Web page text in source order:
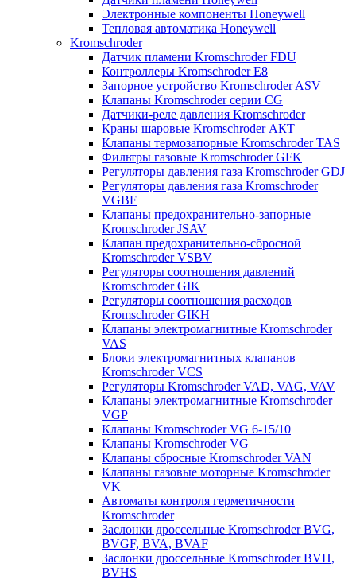
Электронные компоненты Honeywell
Тепловая автоматика Honeywell
Kromschroder
Датчик пламени Kromschroder FDU
Контроллеры Kromschroder E8
Запорное устройство Kromschroder ASV
Клапаны Kromschroder серии CG
Датчики-реле давления Kromschroder
Краны шаровые Kromschroder АКТ
Клапаны термозапорные Kromschroder TAS
Фильтры газовые Kromschroder GFK
Регуляторы давления газа Kromschroder GDJ
Регуляторы давления газа Kromschroder
VGBF
Клапаны предохранительно-запорные
Kromschroder JSAV
Клапан предохранительно-сбросной
Kromschroder VSBV
Регуляторы соотношения давлений
Kromschroder GIK
Регуляторы соотношения расходов
Kromschroder GIKH
Клапаны электромагнитные Kromschroder
VAS
Блоки электромагнитных клапанов
Kromschroder VCS
Регуляторы Kromschroder VAD, VAG, VAV
Клапаны электромагнитные Kromschroder
VGP
Клапаны Kromschroder VG 6-15/10
Клапаны Kromschroder VG
Клапаны сбросные Kromschroder VAN
Клапаны газовые моторные Kromschroder
VK
Автоматы контроля герметичности
Kromschroder
Заслонки дроссельные Kromschroder BVG,
BVGF, BVA, BVAF
Заслонки дроссельные Kromschroder BVH,
BVHS